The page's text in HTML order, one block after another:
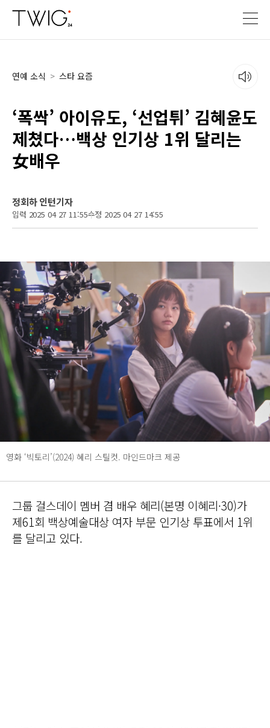
연예 소식 > 스타 요즘
‘폭싹’ 아이유도, ‘선업튀’ 김혜윤도
제쳤다…백상 인기상 1위 달리는
女배우
정회하 인턴기자
입력 2025 04 27 11:55수정 2025 04 27 14:55
영화 ‘빅토리’(2024) 혜리 스틸컷. 마인드마크 제공
그룹 걸스데이 멤버 겸 배우 혜리(본명 이혜리·30)가
제61회 백상예술대상 여자 부문 인기상 투표에서 1위
를 달리고 있다.